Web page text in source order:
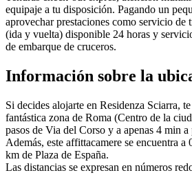
equipaje a tu disposición. Pagando un
aprovechar prestaciones como servicio de
(ida y vuelta) disponible 24 horas y
de embarque de cruceros.
Información sobre la
Si decides alojarte en Residenza Sciarra,
fantástica zona de Roma (Centro de la
pasos de Via del Corso y a apenas 4 min
Además, este affittacamere se encuentra
km de Plaza de España.
Las distancias se expresan en números